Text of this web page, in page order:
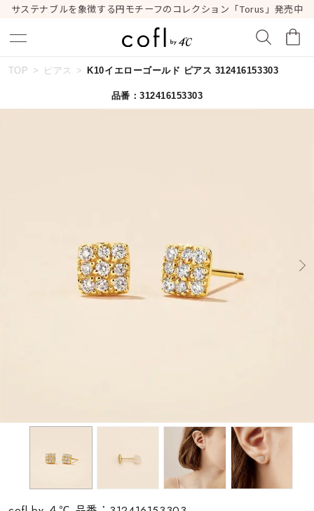
サステナブルを象徴する円モチーフのコレクション「Torus」発売中
キーワードで検索する
すべてのジュエリー
誕生石
TOP ピアス K10イエローゴールド ピアス 312416153303
品番：312416153303